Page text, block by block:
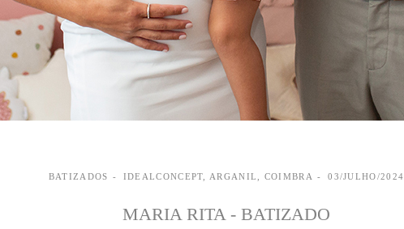
BATIZADOS IDEALCONCEPT, ARGANIL, COIMBRA 03/JULHO/2024
MARIA RITA - BATIZADO